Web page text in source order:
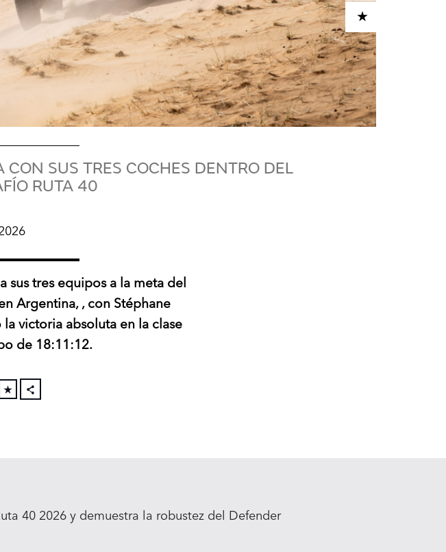
ADD TO CART
SUS TRES COCHES DENTRO DEL
RUTA 40
sus tres equipos a la meta del
Argentina, , con Stéphane
victoria absoluta en la clase
de 18:11:12.
40 2026 y demuestra la robustez del Defender